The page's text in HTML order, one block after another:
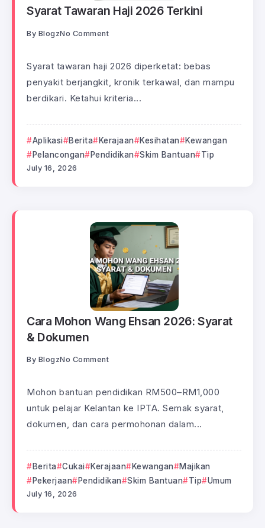
Syarat Tawaran Haji 2026 Terkini
By BlogzNo Comment
Syarat tawaran haji 2026 diperketat: bebas
penyakit berjangkit, kronik terkawal, dan mampu
berdikari. Ketahui kriteria...
Aplikasi Berita Kerajaan Kesihatan
Kewangan
Pelancongan
Pendidikan Skim Bantuan Tip
July 16, 2026
Cara Mohon Wang Ehsan 2026: Syarat
& Dokumen
By BlogzNo Comment
Mohon bantuan pendidikan RM500–RM1,000
untuk pelajar Kelantan ke IPTA. Semak syarat,
dokumen, dan cara permohonan dalam...
Berita Cukai Kerajaan Kewangan
Majikan
Pekerjaan
Pendidikan Skim Bantuan Tip Umum
July 16, 2026